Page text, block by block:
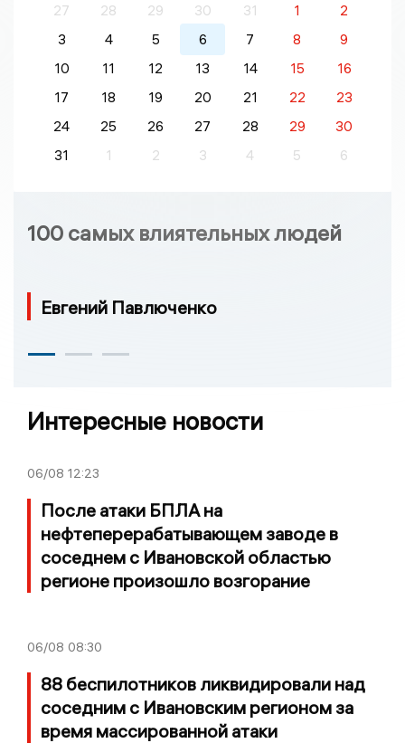
27
28 29 30 31 1
2
3
4 5 6 7 8
9
10
11 12 13 14 15
16
17
18 19 20 21 22
23
24
25 26 27 28 29
30
31
1 2 3 4 5 6
100 самых влиятельных людей
Евгений Павлюченко
Интересные новости
06/08 12:23
После атаки БПЛА на
нефтеперерабатывающем заводе в
соседнем с Ивановской областью
регионе произошло возгорание
06/08 08:30
88 беспилотников ликвидировали над
соседним с Ивановским регионом за
время массированной атаки